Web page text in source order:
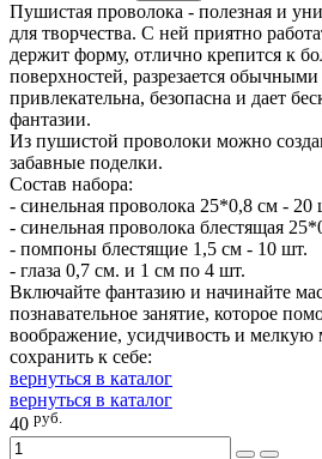
Пушистая проволока - полезная и
для творчества. С ней приятно
держит форму, отлично крепится к
поверхностей, разрезается
привлекательна, безопасна и дает
фантазии.
Из пушистой проволоки можно
забавные поделки.
Состав набора:
- синельная проволока 25*0,8 см - 20
- синельная проволока блестящая
- помпоны блестящие 1,5 см - 10 шт.
- глаза 0,7 см. и 1 см по 4 шт.
Включайте фантазию и начинайте
познавательное занятие, которое
воображение, усидчивость и мелкую
сохранить к себе:
вернуться в каталог
вернуться в каталог
40 руб.